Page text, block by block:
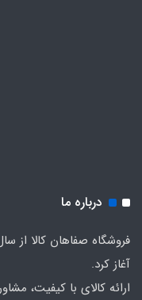
درباره ما
آغاز کرد.
ارائه کالای با کیفیت،